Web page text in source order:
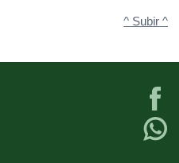
^ Subir ^